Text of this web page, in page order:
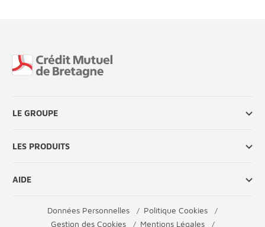
LE GROUPE
LES PRODUITS
AIDE
Données Personnelles
Politique Cookies
Gestion des Cookies
Mentions Légales
Fin de page